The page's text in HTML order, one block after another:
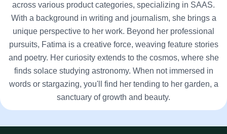
across various product categories, specializing in SAAS.
With a background in writing and journalism, she brings a
unique perspective to her work. Beyond her professional
pursuits, Fatima is a creative force, weaving feature stories
and poetry. Her curiosity extends to the cosmos, where she
finds solace studying astronomy. When not immersed in
words or stargazing, you'll find her tending to her garden, a
sanctuary of growth and beauty.